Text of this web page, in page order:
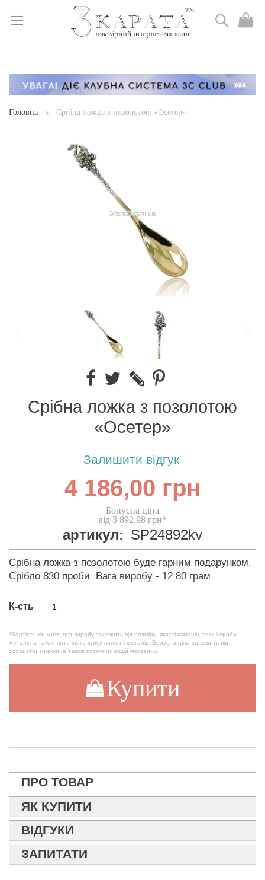
Skip
Content
Пошук
Головна Срібна ложка з позолотою «Осетер»
Срібна ложка з позолотою
«Осетер»
Залишити відгук
4 186,00 грн
Бонусна ціна
від 3 892,98 грн*
артикул: SP24892kv
Срібна ложка з позолотою буде гарним подарунком.
Срібло 830 проби. Вага виробу - 12,80 грам
К-сть
*Вартість конкретного виробу залежить від розміру, якості каменів, ваги і проби
металу, а також поточного курсу валют і металів. Бонусна ціна залежить від
особистої знижки, а також поточних акцій магазину.
Купити
ПРО ТОВАР
ЯК КУПИТИ
ВІДГУКИ
ЗАПИТАТИ